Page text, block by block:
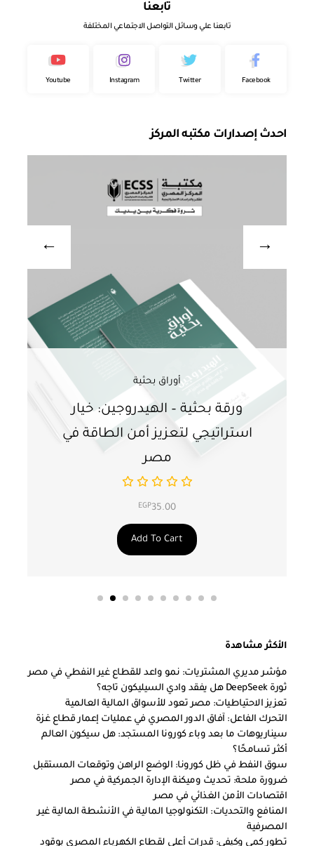
تابعنا
تابعنا علي وسائل التواصل الاجتماعي المختلفة
Facebook
Twitter
Instagram
Youtube
احدث إصدارات مكتبه المركز
أوراق بحثية
ورقة بحثية – الهيدروجين: خيار
استراتيجي لتعزيز أمن الطاقة في
مصر
EGP35.00
Add To Cart
الأكثر مشاهدة
مؤشر مديري المشتريات: نمو واعد للقطاع غير النفطي في مصر
ثورة DeepSeek هل يفقد وادي السيليكون تاجه؟
تعزيز الاحتياطيات: مصر تعود للأسواق المالية العالمية
التحرك الفاعل: آفاق الدور المصري في عمليات إعمار قطاع غزة
سيناريوهات ما بعد وباء كورونا المستجد: هل سيكون العالم
أكثر تسامحًا؟
سوق النفط في ظل كورونا: الوضع الراهن وتوقعات المستقبل
ضرورة ملحة: تحديث وميكنة الإدارة الجمركية في مصر
اقتصادات الأمن الغذائي في مصر
المنافع والتحديات: التكنولوجيا المالية في الأنشطة المالية غير
المصرفية
تطور كمي وكيفي: قدرات أعلى لقطاع الكهرباء المصري بوقود